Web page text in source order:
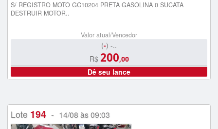
S/ REGISTRO MOTO GC10204 PRETA GASOLINA 0 SUCATA
DESTRUIR MOTOR..
Valor atual/Vencedor
(-) -..
R$ 200,00
Dê seu lance
Lote 194 - 14/08 às 09:03